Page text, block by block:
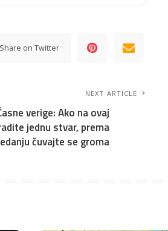
Share on Twitter
NEXT ARTICLE
verige: Ako na ovaj
jednu stvar, prema
čuvajte se groma